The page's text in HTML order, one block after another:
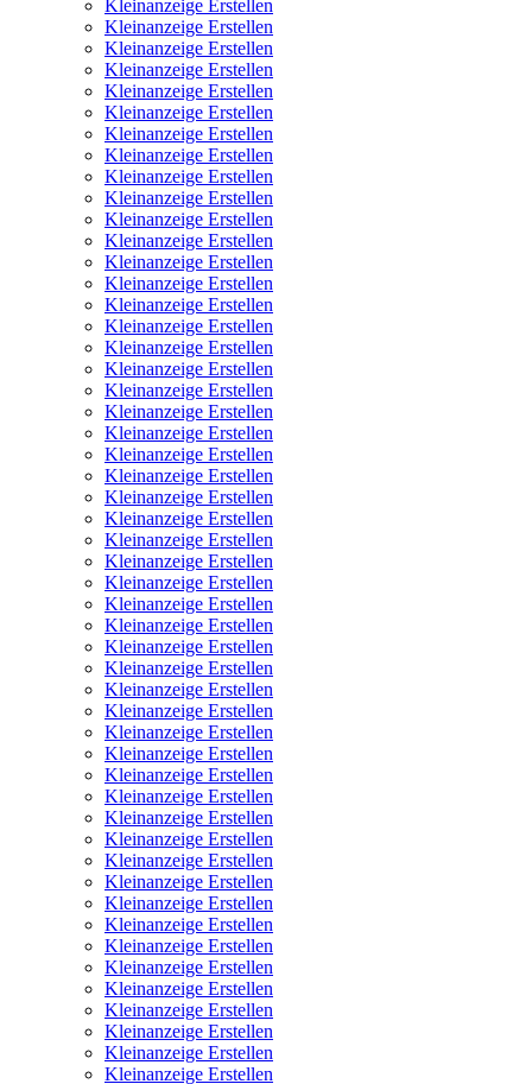
Kleinanzeige Erstellen
Kleinanzeige Erstellen
Kleinanzeige Erstellen
Kleinanzeige Erstellen
Kleinanzeige Erstellen
Kleinanzeige Erstellen
Kleinanzeige Erstellen
Kleinanzeige Erstellen
Kleinanzeige Erstellen
Kleinanzeige Erstellen
Kleinanzeige Erstellen
Kleinanzeige Erstellen
Kleinanzeige Erstellen
Kleinanzeige Erstellen
Kleinanzeige Erstellen
Kleinanzeige Erstellen
Kleinanzeige Erstellen
Kleinanzeige Erstellen
Kleinanzeige Erstellen
Kleinanzeige Erstellen
Kleinanzeige Erstellen
Kleinanzeige Erstellen
Kleinanzeige Erstellen
Kleinanzeige Erstellen
Kleinanzeige Erstellen
Kleinanzeige Erstellen
Kleinanzeige Erstellen
Kleinanzeige Erstellen
Kleinanzeige Erstellen
Kleinanzeige Erstellen
Kleinanzeige Erstellen
Kleinanzeige Erstellen
Kleinanzeige Erstellen
Kleinanzeige Erstellen
Kleinanzeige Erstellen
Kleinanzeige Erstellen
Kleinanzeige Erstellen
Kleinanzeige Erstellen
Kleinanzeige Erstellen
Kleinanzeige Erstellen
Kleinanzeige Erstellen
Kleinanzeige Erstellen
Kleinanzeige Erstellen
Kleinanzeige Erstellen
Kleinanzeige Erstellen
Kleinanzeige Erstellen
Kleinanzeige Erstellen
Kleinanzeige Erstellen
Kleinanzeige Erstellen
Kleinanzeige Erstellen
Kleinanzeige Erstellen